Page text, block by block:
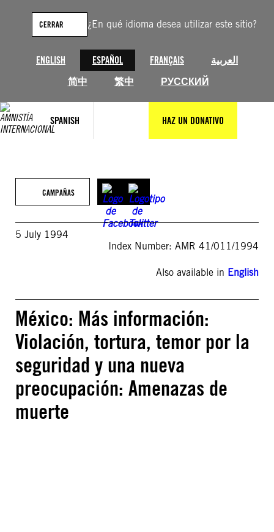
¿En qué idioma desea utilizar este sitio?
ENGLISH ESPAÑOL FRANÇAIS
العربية
简中
繁中 РУССКИЙ
CERRAR
SPANISH HAZ UN DONATIVO
contenido
CAMPAÑAS
5 July 1994
Index Number: AMR 41/011/1994
Also available in English
México: Más información:
Violación, tortura, temor por la
seguridad y una nueva
preocupación: Amenazas de
muerte